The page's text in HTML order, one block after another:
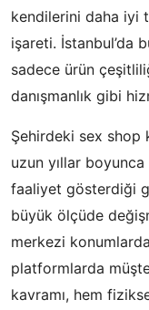
kendilerini daha iyi
işareti. İstanbul’da
sadece ürün
danışmanlık gibi
Şehirdeki sex shop
uzun yıllar boyunca
faaliyet gösterdiği
büyük ölçüde
merkezi
platformlarda
kavramı, hem